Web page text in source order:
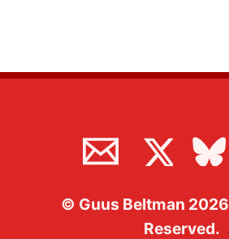
© Guus Beltman 2026
Reserved.